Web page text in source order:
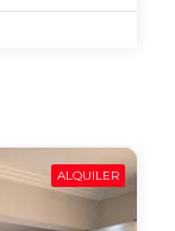
ALQUILER